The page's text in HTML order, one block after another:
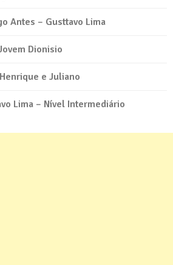
Antes – Gusttavo Lima
Dionisio
e Juliano
Lima – Nível Intermediário